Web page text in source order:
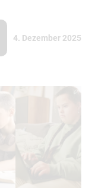
4. Dezember 2025